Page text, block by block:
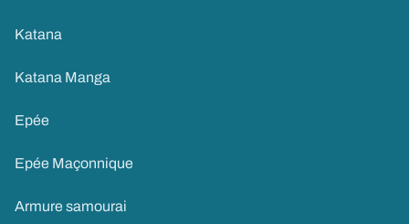
Katana
Katana Manga
Epée
Epée Maçonnique
Armure samourai